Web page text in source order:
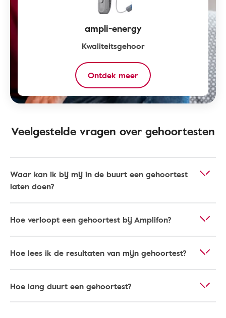
ampli-energy
Kwaliteitsgehoor
Ontdek meer
Veelgestelde vragen over gehoortesten
Waar kan ik bij mij in de buurt een gehoortest
laten doen?
Hoe verloopt een gehoortest bij Amplifon?
Hoe lees ik de resultaten van mijn gehoortest?
Hoe lang duurt een gehoortest?